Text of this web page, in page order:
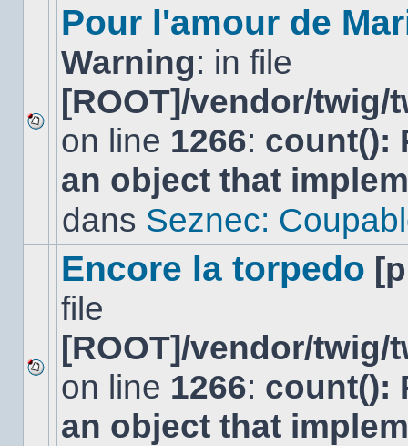
Aucun
nouveau
message
non-
dans
Pour l'amour de
Warning: in file
[ROOT]/vendor/
on line 1266: count():
an object that
dans Seznec:
Aucun
nouveau
message
non-
Encore la torpedo
file
[ROOT]/vendor/
on line 1266: count():
an object that